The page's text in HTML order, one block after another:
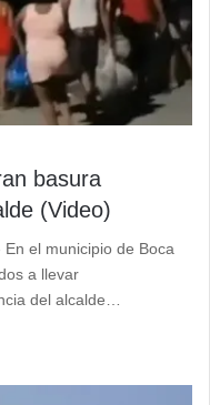
basura
(Video)
En el municipio de Boca
a llevar
del alcalde…